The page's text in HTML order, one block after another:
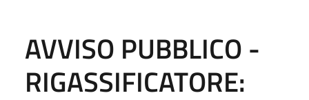
AVVISO PUBBLICO -
RIGASSIFICATORE: